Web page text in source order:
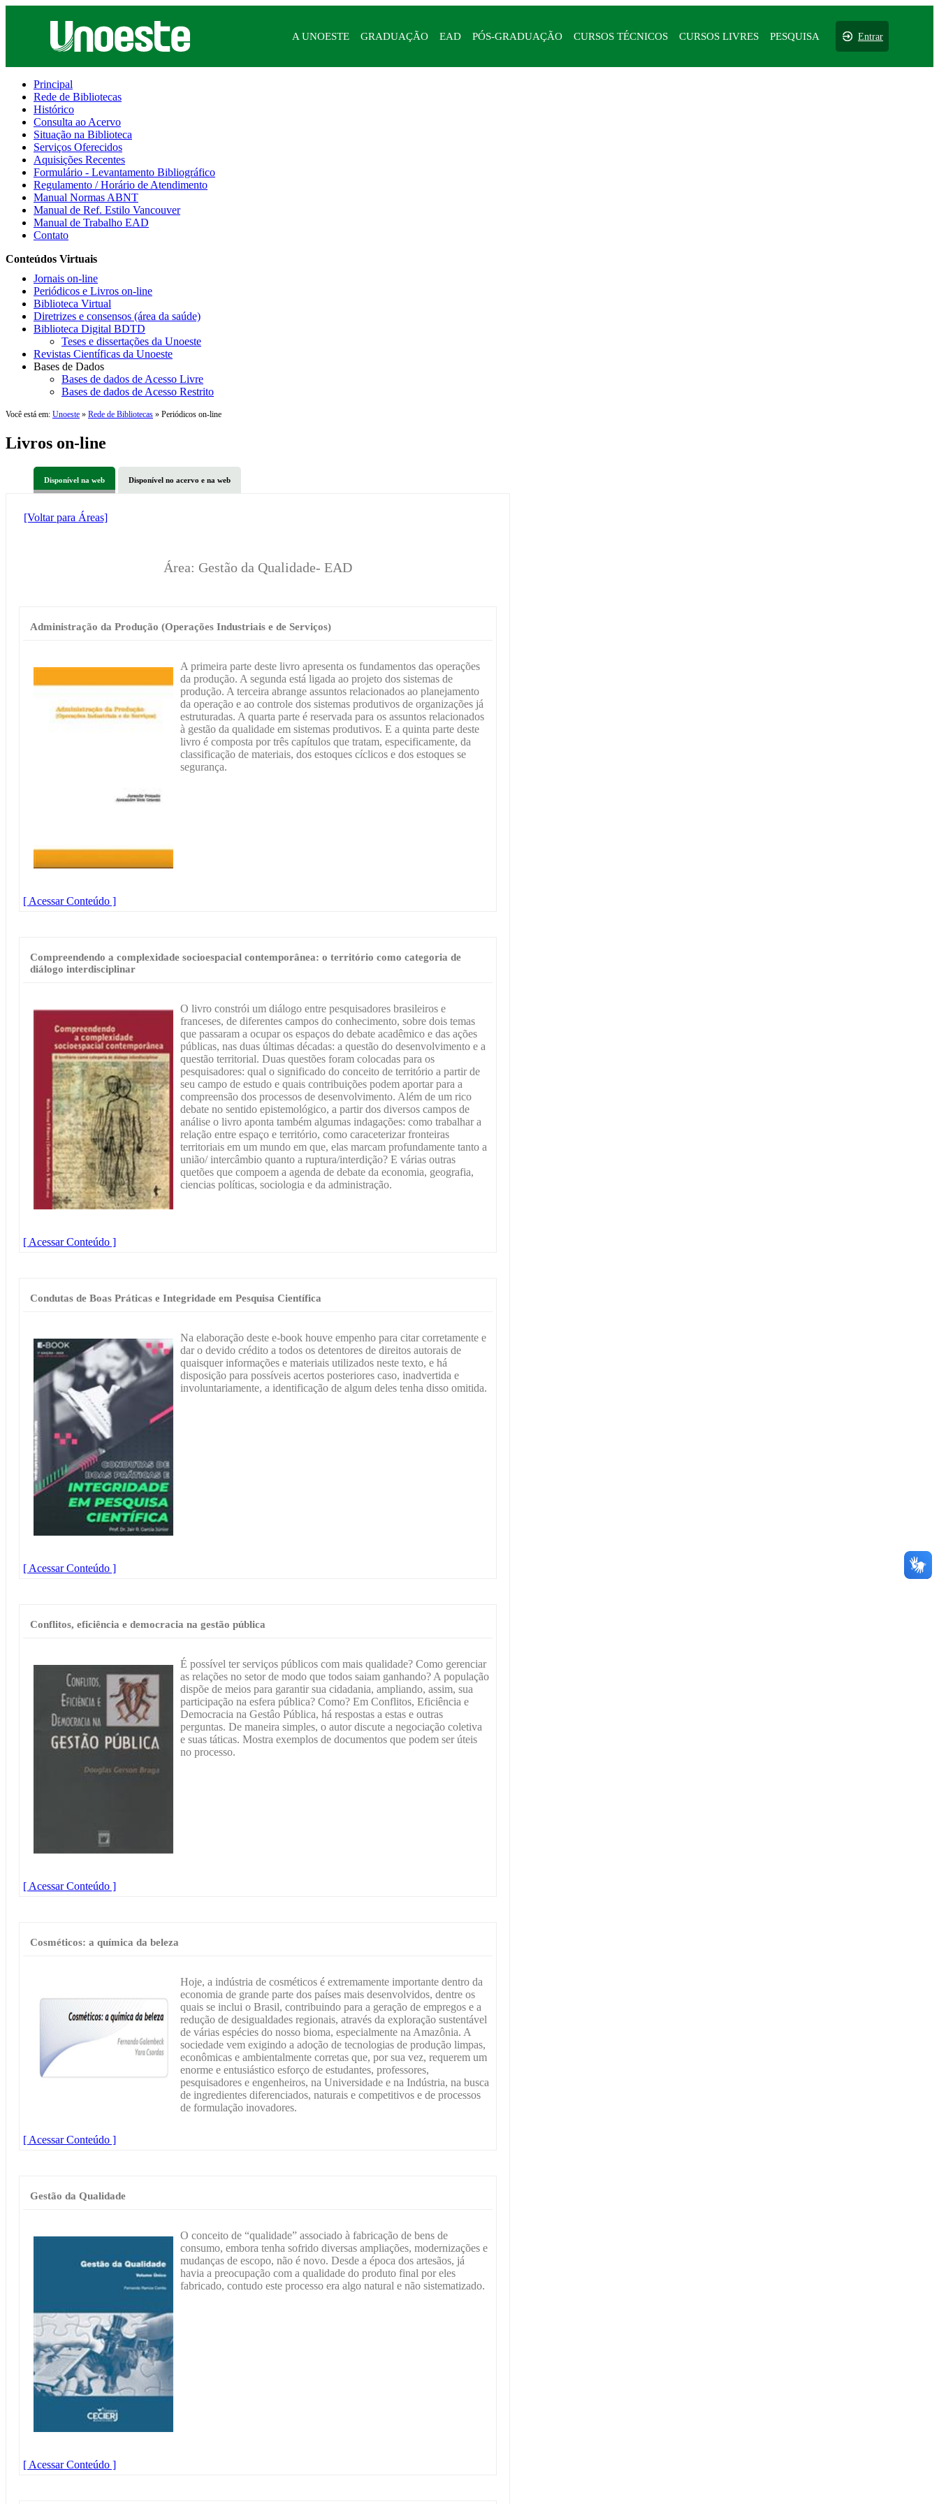
A UNOESTE GRADUAÇÃO EAD PÓS-GRADUAÇÃO CURSOS TÉCNICOS CURSOS LIVRES PESQUISA Entrar
Principal
Rede de Bibliotecas
Histórico
Consulta ao Acervo
Situação na Biblioteca
Serviços Oferecidos
Aquisições Recentes
Formulário - Levantamento Bibliográfico
Regulamento / Horário de Atendimento
Manual Normas ABNT
Manual de Ref. Estilo Vancouver
Manual de Trabalho EAD
Contato
Conteúdos Virtuais
Jornais on-line
Periódicos e Livros on-line
Biblioteca Virtual
Diretrizes e consensos (área da saúde)
Biblioteca Digital BDTD
Teses e dissertações da Unoeste
Revistas Científicas da Unoeste
Bases de Dados
Bases de dados de Acesso Livre
Bases de dados de Acesso Restrito
Você está em: Unoeste » Rede de Bibliotecas » Periódicos on-line
Livros on-line
Disponível na web Disponível no acervo e na web
[Voltar para Áreas]
Área: Gestão da Qualidade- EAD
Administração da Produção (Operações Industriais e de Serviços)
A primeira parte deste livro apresenta os fundamentos das operações
da produção. A segunda está ligada ao projeto dos sistemas de
produção. A terceira abrange assuntos relacionados ao planejamento
da operação e ao controle dos sistemas produtivos de organizações já
estruturadas. A quarta parte é reservada para os assuntos relacionados
à gestão da qualidade em sistemas produtivos. E a quinta parte deste
livro é composta por três capítulos que tratam, especificamente, da
classificação de materiais, dos estoques cíclicos e dos estoques se
segurança.
[ Acessar Conteúdo ]
Compreendendo a complexidade socioespacial contemporânea: o território como categoria de
diálogo interdisciplinar
O livro constrói um diálogo entre pesquisadores brasileiros e
franceses, de diferentes campos do conhecimento, sobre dois temas
que passaram a ocupar os espaços do debate acadêmico e das ações
públicas, nas duas últimas décadas: a questão do desenvolvimento e a
questão territorial. Duas questões foram colocadas para os
pesquisadores: qual o significado do conceito de território a partir de
seu campo de estudo e quais contribuições podem aportar para a
compreensão dos processos de desenvolvimento. Além de um rico
debate no sentido epistemológico, a partir dos diversos campos de
análise o livro aponta também algumas indagações: como trabalhar a
relação entre espaço e território, como caraceterizar fronteiras
territoriais em um mundo em que, elas marcam profundamente tanto a
união/ intercâmbio quanto a ruptura/interdição? E várias outras
quetões que compoem a agenda de debate da economia, geografia,
ciencias políticas, sociologia e da administração.
[ Acessar Conteúdo ]
Condutas de Boas Práticas e Integridade em Pesquisa Científica
Na elaboração deste e-book houve empenho para citar corretamente e
dar o devido crédito a todos os detentores de direitos autorais de
quaisquer informações e materiais utilizados neste texto, e há
disposição para possíveis acertos posteriores caso, inadvertida e
involuntariamente, a identificação de algum deles tenha disso omitida.
[ Acessar Conteúdo ]
Conflitos, eficiência e democracia na gestão pública
É possível ter serviços públicos com mais qualidade? Como gerenciar
as relações no setor de modo que todos saiam ganhando? A população
dispõe de meios para garantir sua cidadania, ampliando, assim, sua
participação na esfera pública? Como? Em Conflitos, Eficiência e
Democracia na Gestâo Pública, há respostas a estas e outras
perguntas. De maneira simples, o autor discute a negociação coletiva
e suas táticas. Mostra exemplos de documentos que podem ser úteis
no processo.
[ Acessar Conteúdo ]
Cosméticos: a química da beleza
Hoje, a indústria de cosméticos é extremamente importante dentro da
economia de grande parte dos países mais desenvolvidos, dentre os
quais se inclui o Brasil, contribuindo para a geração de empregos e a
redução de desigualdades regionais, através da exploração sustentável
de várias espécies do nosso bioma, especialmente na Amazônia. A
sociedade vem exigindo a adoção de tecnologias de produção limpas,
econômicas e ambientalmente corretas que, por sua vez, requerem um
enorme e entusiástico esforço de estudantes, professores,
pesquisadores e engenheiros, na Universidade e na Indústria, na busca
de ingredientes diferenciados, naturais e competitivos e de processos
de formulação inovadores.
[ Acessar Conteúdo ]
Gestão da Qualidade
O conceito de “qualidade” associado à fabricação de bens de
consumo, embora tenha sofrido diversas ampliações, modernizações e
mudanças de escopo, não é novo. Desde a época dos artesãos, já
havia a preocupação com a qualidade do produto final por eles
fabricado, contudo este processo era algo natural e não sistematizado.
[ Acessar Conteúdo ]